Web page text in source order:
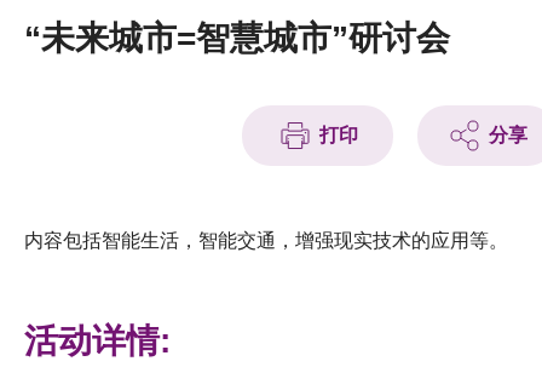
科技分享
“未来城市=智慧城市”研讨会
打印 分享
内容包括智能生活，智能交通，增强现实技术的应用等。
活动详情: